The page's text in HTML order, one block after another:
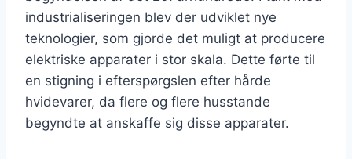
industrialiseringen blev der udviklet nye
teknologier, som gjorde det muligt at producere
elektriske apparater i stor skala. Dette førte til
en stigning i efterspørgslen efter hårde
hvidevarer, da flere og flere husstande
begyndte at anskaffe sig disse apparater.